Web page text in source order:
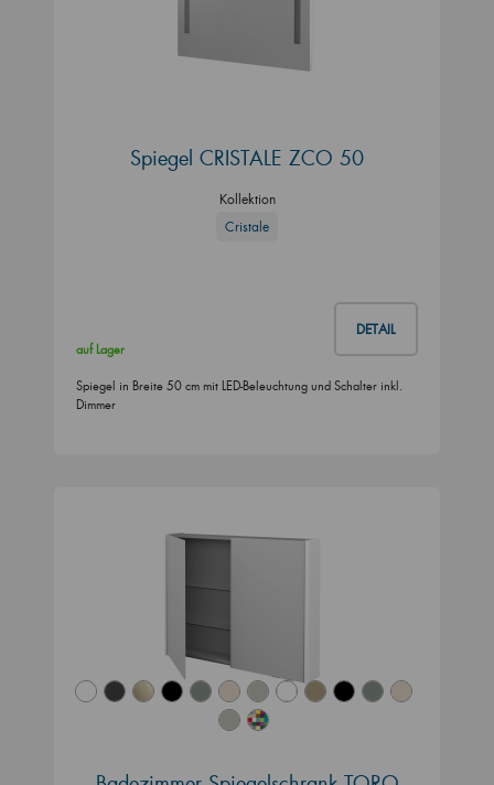
Spiegel CRISTALE ZCO 50
Kollektion
Cristale
DETAIL
auf Lager
Spiegel in Breite 50 cm mit LED-Beleuchtung und Schalter inkl.
Dimmer